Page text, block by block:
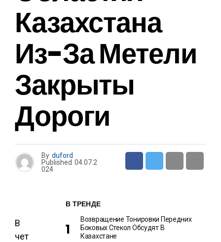
Казахстана
Из-За Метели
Закрыты
Дороги
By duford
Published 04.07.2
024
В
чет
В ТРЕНДЕ
Возвращение Тонировки Передних
Боковых Стекол Обсудят В
Казахстане